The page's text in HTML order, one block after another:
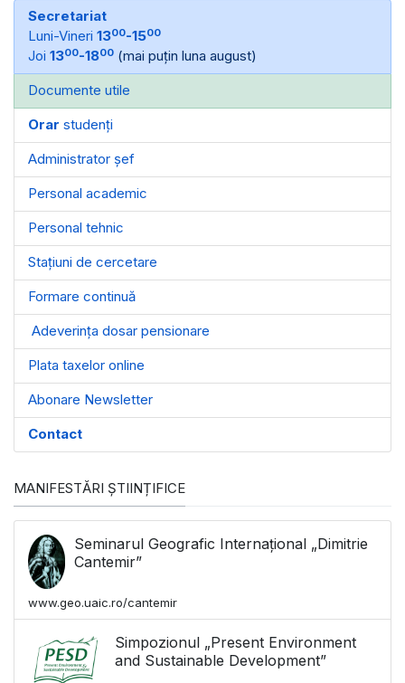
Secretariat
Luni-Vineri 1300-1500
Joi 1300-1800 (mai puțin luna august)
Documente utile
Orar studenți
Administrator șef
Personal academic
Personal tehnic
Stațiuni de cercetare
Formare continuă
Adeverința dosar pensionare
Plata taxelor online
Abonare Newsletter
Contact
MANIFESTĂRI ȘTIINȚIFICE
Seminarul Geografic Internațional „Dimitrie
Cantemir”
www.geo.uaic.ro/cantemir
Simpozionul „Present Environment
and Sustainable Development”